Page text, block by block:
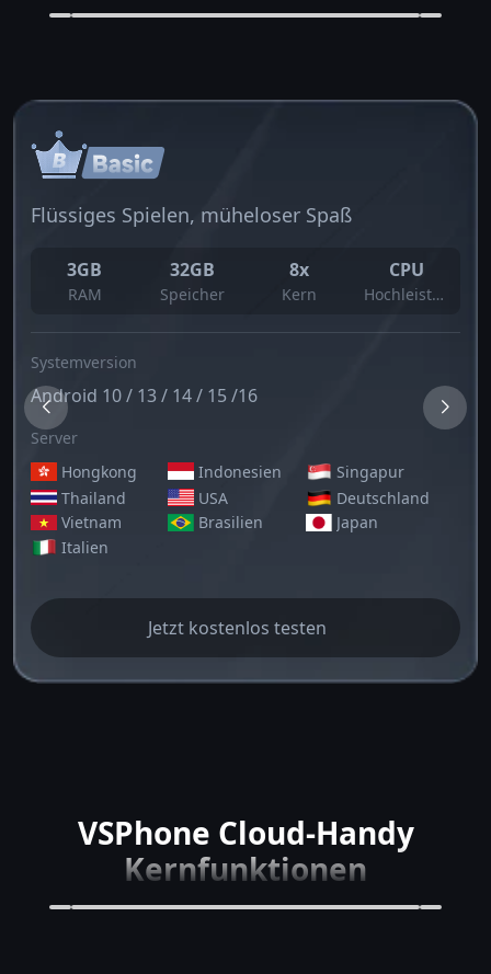
Flüssiges Spielen, müheloser Spaß
3GB
RAM
32GB
Speicher
8x
Kern
CPU
Hochleistung
Systemversion
Android 10 / 13 / 14 / 15 /16
Server
Hongkong
Indonesien
Singapur
Thailand
USA
Deutschland
Vietnam
Brasilien
Japan
Italien
Jetzt kostenlos testen
VSPhone Cloud-Handy
Kernfunktionen